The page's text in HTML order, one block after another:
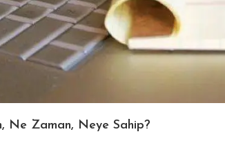
Ne Zaman, Neye Sahip?